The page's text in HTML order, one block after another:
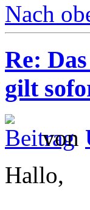
Nach
Re:
gilt
von
Hallo,